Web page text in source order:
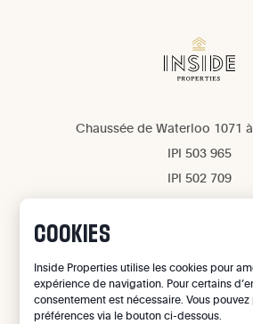
Chaussée de Waterloo 1071
IPI 503 965
IPI 502 709
Confidentialité
©2026Inside Properties - All
COOKIES
Inside Properties utilise les cookies pour
expérience de navigation. Pour certains
consentement est nécessaire. Vous
préférences via le bouton ci-dessous.